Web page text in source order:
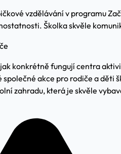
vzdělávání v programu
Školka skvěle
konkrétně fungují centra
společné akce pro rodiče a děti
zahradu, která je skvěle